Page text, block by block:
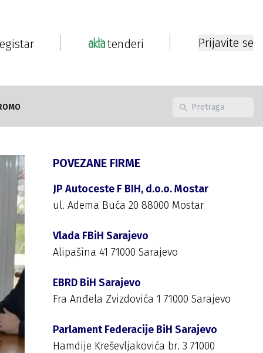
tenderi Prijavite se
POVEZANE FIRME
JP Autoceste F BIH, d.o.o. Mostar
ul. Adema Buća 20 88000 Mostar
Vlada FBiH Sarajevo
Alipašina 41 71000 Sarajevo
EBRD BiH Sarajevo
Fra Anđela Zvizdovića 1 71000 Sarajevo
Parlament Federacije BiH Sarajevo
Hamdije Kreševljakovića br. 3 71000